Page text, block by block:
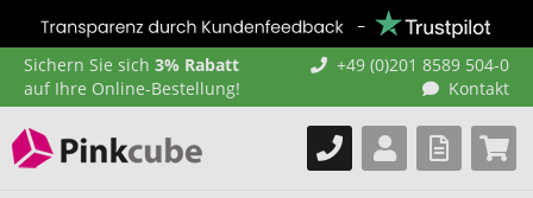
Sichern Sie sich 3% Rabatt
auf Ihre Online-Bestellung!
+49 (0)201 8589 504-0
Kontakt